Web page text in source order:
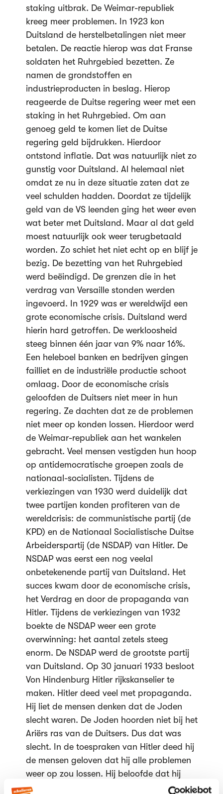
staking uitbrak. De Weimar-republiek
kreeg meer problemen. In 1923 kon
Duitsland de herstelbetalingen niet meer
betalen. De reactie hierop was dat Franse
soldaten het Ruhrgebied bezetten. Ze
namen de grondstoffen en
industrieproducten in beslag. Hierop
reageerde de Duitse regering weer met een
staking in het Ruhrgebied. Om aan
genoeg geld te komen liet de Duitse
regering geld bijdrukken. Hierdoor
ontstond inflatie. Dat was natuurlijk niet zo
gunstig voor Duitsland. Al helemaal niet
omdat ze nu in deze situatie zaten dat ze
veel schulden hadden. Doordat ze tijdelijk
geld van de VS leenden ging het weer even
wat beter met Duitsland. Maar al dat geld
moest natuurlijk ook weer terugbetaald
worden. Zo schiet het niet echt op en blijf je
bezig. De bezetting van het Ruhrgebied
werd beëindigd. De grenzen die in het
verdrag van Versaille stonden werden
ingevoerd. In 1929 was er wereldwijd een
grote economische crisis. Duitsland werd
hierin hard getroffen. De werkloosheid
steeg binnen één jaar van 9% naar 16%.
Een heleboel banken en bedrijven gingen
failliet en de industriële productie schoot
omlaag. Door de economische crisis
geloofden de Duitsers niet meer in hun
regering. Ze dachten dat ze de problemen
niet meer op konden lossen. Hierdoor werd
de Weimar-republiek aan het wankelen
gebracht. Veel mensen vestigden hun hoop
op antidemocratische groepen zoals de
nationaal-socialisten. Tijdens de
verkiezingen van 1930 werd duidelijk dat
twee partijen konden profiteren van de
wereldcrisis: de communistische partij (de
KPD) en de Nationaal Socialistische Duitse
Arbeiderspartij (de NSDAP) van Hitler. De
NSDAP was eerst een nog veelal
onbetekenende partij van Duitsland. Het
succes kwam door de economische crisis,
het Verdrag en door de propaganda van
Hitler. Tijdens de verkiezingen van 1932
boekte de NSDAP weer een grote
overwinning: het aantal zetels steeg
enorm. De NSDAP werd de grootste partij
van Duitsland. Op 30 januari 1933 besloot
Von Hindenburg Hitler rijkskanselier te
maken. Hitler deed veel met propaganda.
Hij liet de mensen denken dat de Joden
slecht waren. De Joden hoorden niet bij het
Ariërs ras van de Duitsers. Dus dat was
slecht. In de toespraken van Hitler deed hij
de mensen geloven dat hij alle problemen
weer op zou lossen. Hij beloofde dat hij
Duitsland weer rijk en welvarend zou